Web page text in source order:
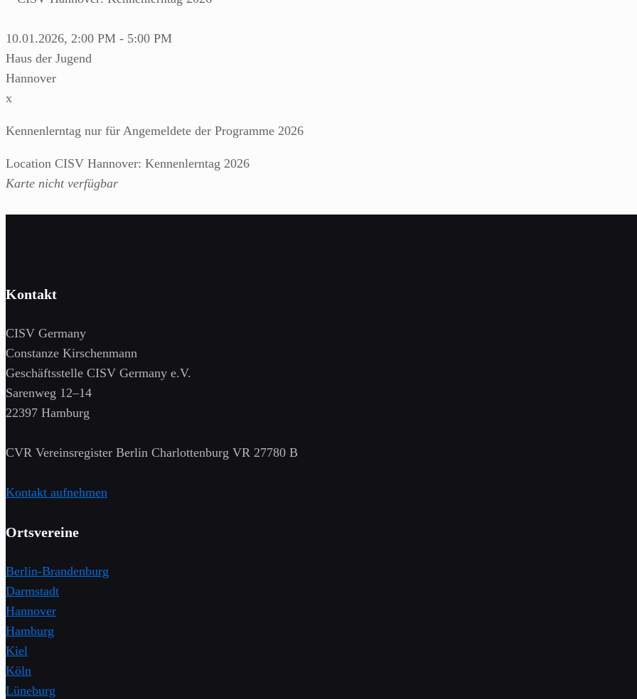
10.01.2026, 2:00 PM - 5:00 PM
Haus der Jugend
Hannover
x
Kennenlerntag nur für Angemeldete der Programme 2026
Location CISV Hannover: Kennenlerntag 2026
Karte nicht verfügbar
Kontakt
CISV Germany
Constanze Kirschenmann
Geschäftsstelle CISV Germany e.V.
Sarenweg 12–14
22397 Hamburg
CVR Vereinsregister Berlin Charlottenburg VR 27780 B
Kontakt aufnehmen
Ortsvereine
Berlin-Brandenburg
Darmstadt
Hannover
Hamburg
Kiel
Köln
Lüneburg